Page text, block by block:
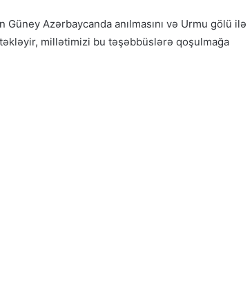
Azərbaycanda anılmasını və Urmu gölü ilə
millətimizi bu təşəbbüslərə qoşulmağa